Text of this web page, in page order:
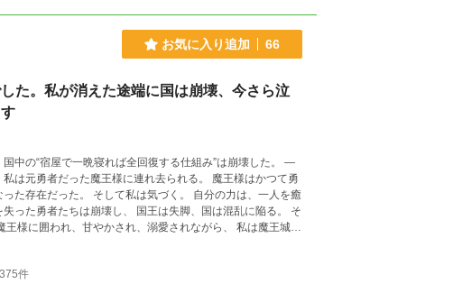
お気に入り追加 66
た。私が消えた途端に国は崩壊、今さら泣
。 自分の力は、一人を癒
件